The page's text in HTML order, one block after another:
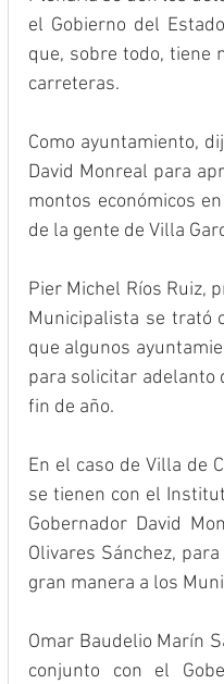
el Gobierno del
que, sobre todo, tiene
carreteras.
Como ayuntamiento,
David Monreal para
montos económicos
de la gente de Villa
Pier Michel Ríos Ruiz,
Municipalista se trató
que algunos
para solicitar adelanto
fin de año.
En el caso de Villa de
se tienen con el
Gobernador David
Olivares Sánchez,
gran manera a los
Omar Baudelio Marín
conjunto con el